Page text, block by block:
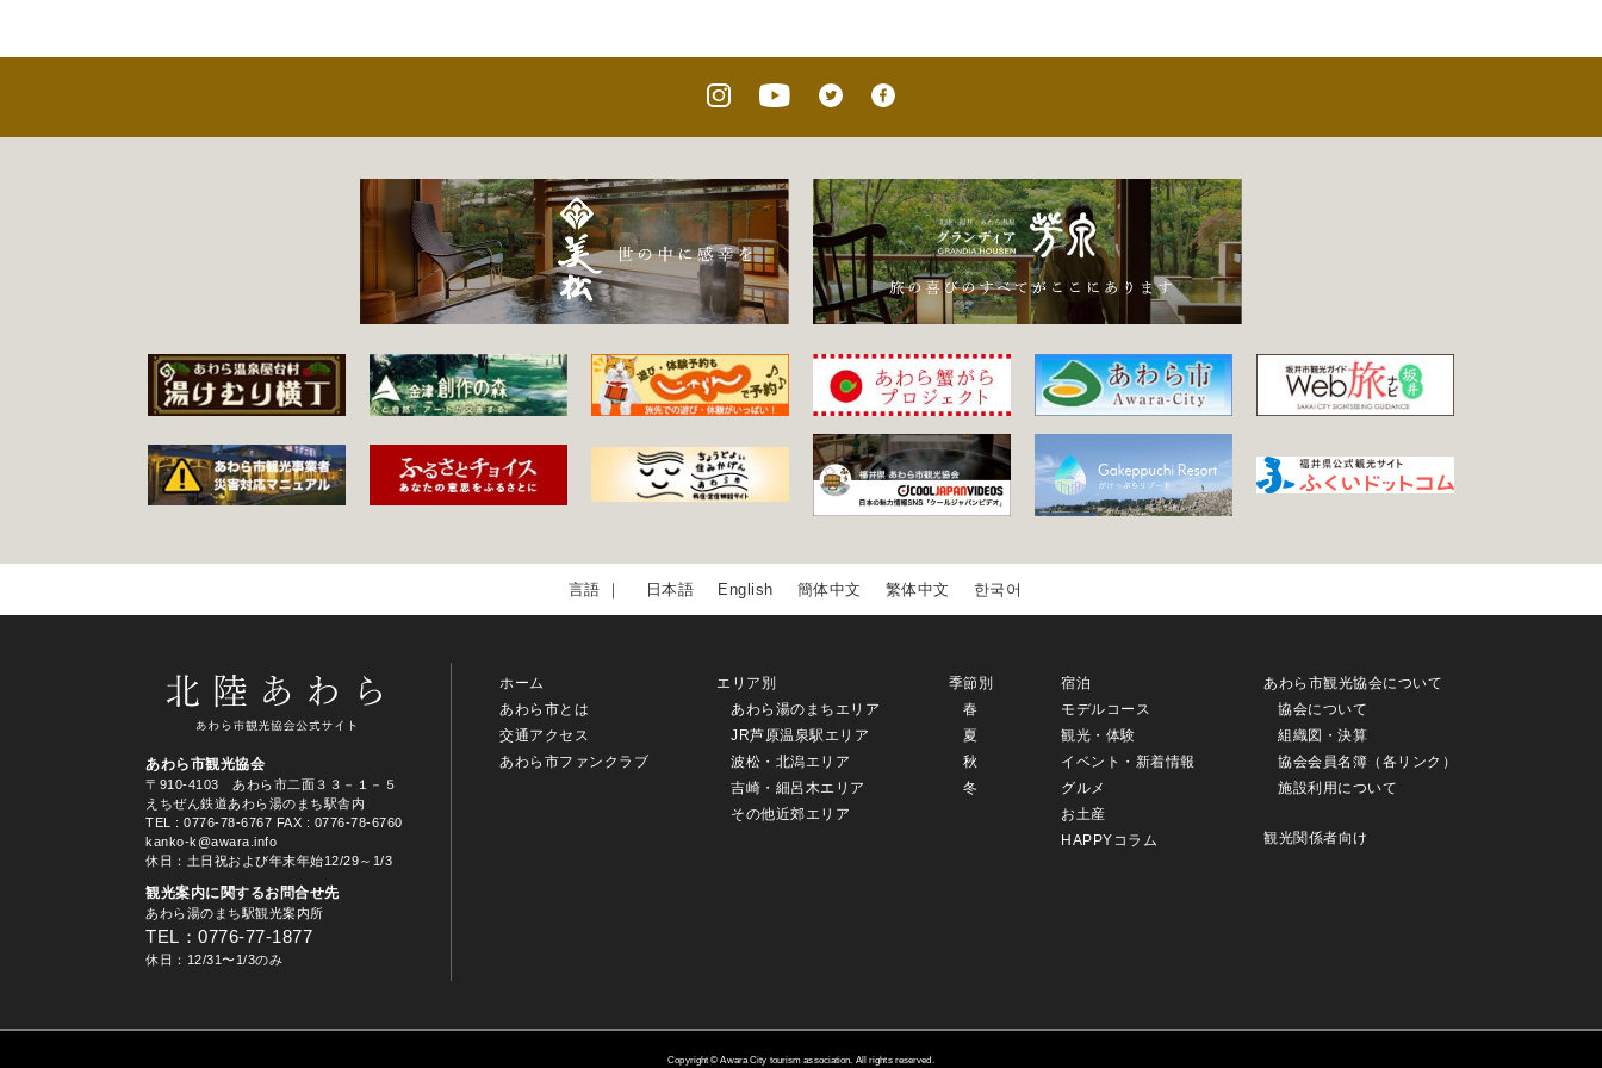
日本語 English 簡体中文 繁体中文 한국어
あわら市観光協会
〒910-4103 あわら市二面３３－１－５
えちぜん鉄道あわら湯のまち駅舎内
TEL
: 0776-78-6767 FAX : 0776-78-6760
kanko-k@awara.info
休日：土日祝および年末年始12/29～1/3
観光案内に関するお問合せ先
あわら湯のまち駅観光案内所
TEL：0776-77-1877
休日：12/31〜1/3のみ
ホーム
あわら市とは
交通アクセス
あわら市ファンクラブ
エリア別
あわら湯のまちエリア
JR芦原温泉駅エリア
波松・北潟エリア
吉崎・細呂木エリア
その他近郊エリア
季節別
春
夏
秋
冬
宿泊
モデルコース
観光・体験
イベント・新着情報
グルメ
お土産
HAPPYコラム
あわら市観光協会について
協会について
組織図・決算
協会会員名簿（各リンク）
施設利用について
観光関係者向け
Copyright © Awara City tourism association. All rights reserved.